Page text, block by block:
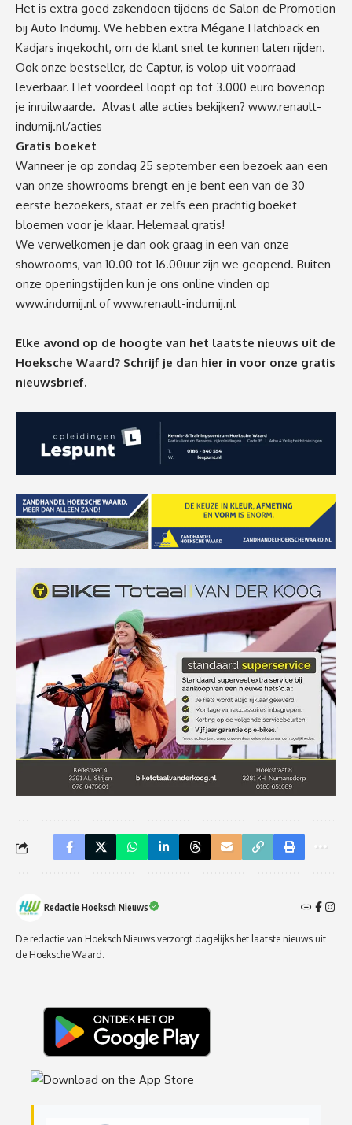
Het is extra goed zakendoen tijdens de Salon de Promotion
bij Auto Indumij. We hebben extra Mégane Hatchback en
Kadjars ingekocht, om de klant snel te kunnen laten rijden.
Ook onze bestseller, de Captur, is volop uit voorraad
leverbaar. Het voordeel loopt op tot 3.000 euro bovenop
je inruilwaarde. Alvast alle acties bekijken? www.renault-
indumij.nl/acties
Gratis boeket
Wanneer je op zondag 25 september een bezoek aan een
van onze showrooms brengt en je bent een van de 30
eerste bezoekers, staat er zelfs een prachtig boeket
bloemen voor je klaar. Helemaal gratis!
We verwelkomen je dan ook graag in een van onze
showrooms, van 10.00 tot 16.00uur zijn we geopend. Buiten
onze openingstijden kun je ons online vinden op
www.indumij.nlofwww.renault-indumij.nl
Elke avond op de hoogte van het laatste nieuws uit de
Hoeksche Waard? Schrijf je dan hier in voor onze gratis
nieuwsbrief.
Redactie Hoeksch Nieuws
De redactie van Hoeksch Nieuws verzorgt dagelijks het laatste nieuws uit
de Hoeksche Waard.